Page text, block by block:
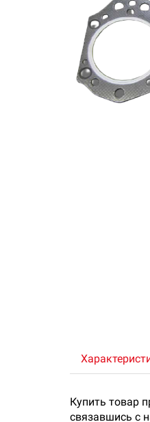
Купить товар
связавшись с